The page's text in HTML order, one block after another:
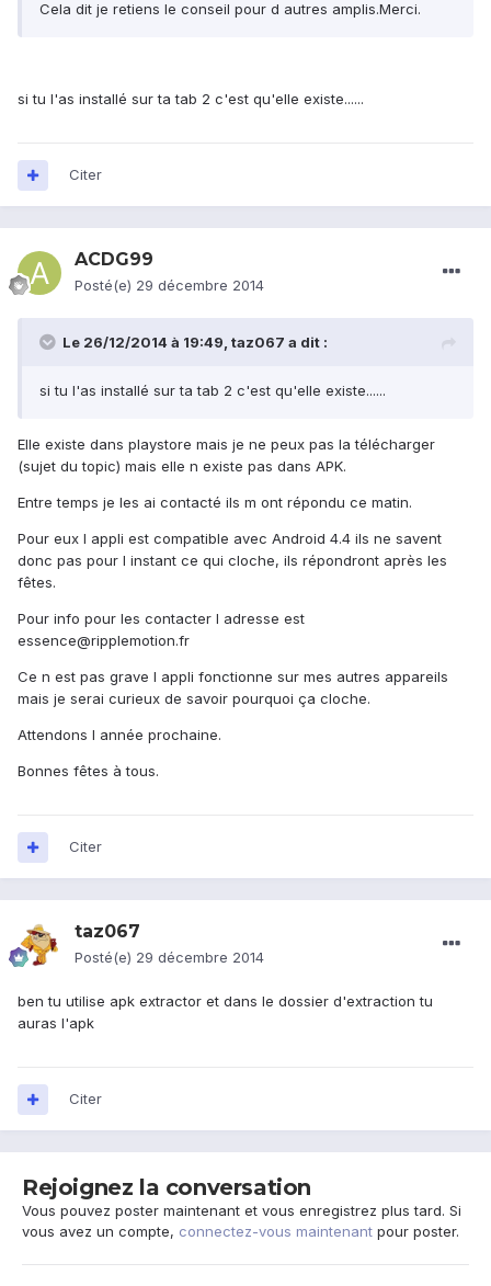
Cela dit je retiens le conseil pour d autres amplis.Merci.
si tu l'as installé sur ta tab 2 c'est qu'elle existe......
Citer
ACDG99
Posté(e) 29 décembre 2014
Le 26/12/2014 à 19:49, taz067 a dit :
si tu l'as installé sur ta tab 2 c'est qu'elle existe......
Elle existe dans playstore mais je ne peux pas la télécharger
(sujet du topic) mais elle n existe pas dans APK.
Entre temps je les ai contacté ils m ont répondu ce matin.
Pour eux l appli est compatible avec Android 4.4 ils ne savent
donc pas pour l instant ce qui cloche, ils répondront après les
fêtes.
Pour info pour les contacter l adresse est
essence@ripplemotion.fr
Ce n est pas grave l appli fonctionne sur mes autres appareils
mais je serai curieux de savoir pourquoi ça cloche.
Attendons l année prochaine.
Bonnes fêtes à tous.
Citer
taz067
Posté(e) 29 décembre 2014
ben tu utilise apk extractor et dans le dossier d'extraction tu
auras l'apk
Citer
Rejoignez la conversation
Vous pouvez poster maintenant et vous enregistrez plus tard. Si
vous avez un compte, connectez-vous maintenant pour poster.